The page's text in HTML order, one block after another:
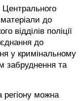
Центрального
до
відділів поліції
до
у кримінальному
забруднення та
регіону можна